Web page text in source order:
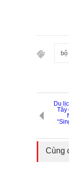
bộ
Du
Tây
Cùng